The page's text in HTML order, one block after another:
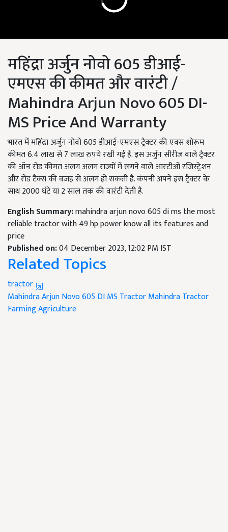
महिंद्रा अर्जुन नोवो 605 डीआई-
एमएस की कीमत और वारंटी /
Mahindra Arjun Novo 605 DI-
MS Price And Warranty
भारत में महिंद्रा अर्जुन नोवो 605 डीआई-एमएस ट्रैक्टर की एक्स शोरूम
कीमत 6.4 लाख से 7 लाख रुपये रखी गई है. इस अर्जुन सीरीज वाले ट्रैक्टर
की ऑन रोड कीमत अलग अलग राज्यों में लगने वाले आरटीओ रजिस्ट्रेशन
और रोड टैक्स की वजह से अलग हो सकती है. कंपनी अपने इस ट्रैक्टर के
साथ 2000 घंटे या 2 साल तक की वारंटी देती है.
English Summary:mahindra arjun novo 605 di ms the most
reliable tractor with 49 hp power know all its features and
price
Published on:04 December 2023, 12:02 PM IST
Related Topics
tractor
Mahindra Arjun Novo 605 DI MS TractorMahindra Tractor
FarmingAgriculture